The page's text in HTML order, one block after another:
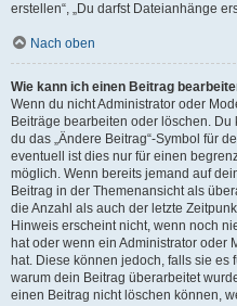
erstellen“, „Du darfst Dateianhänge
Nach oben
Wie kann ich einen Beitrag
Wenn du nicht Administrator oder
Beiträge bearbeiten oder löschen.
du das „Ändere Beitrag“-Symbol für
eventuell ist dies nur für einen
möglich. Wenn bereits jemand auf
Beitrag in der Themenansicht als
die Anzahl als auch der letzte
Hinweis erscheint nicht, wenn noch
hat oder wenn ein Administrator oder
hat. Diese können jedoch, falls sie
warum dein Beitrag überarbeitet
einen Beitrag nicht löschen können,